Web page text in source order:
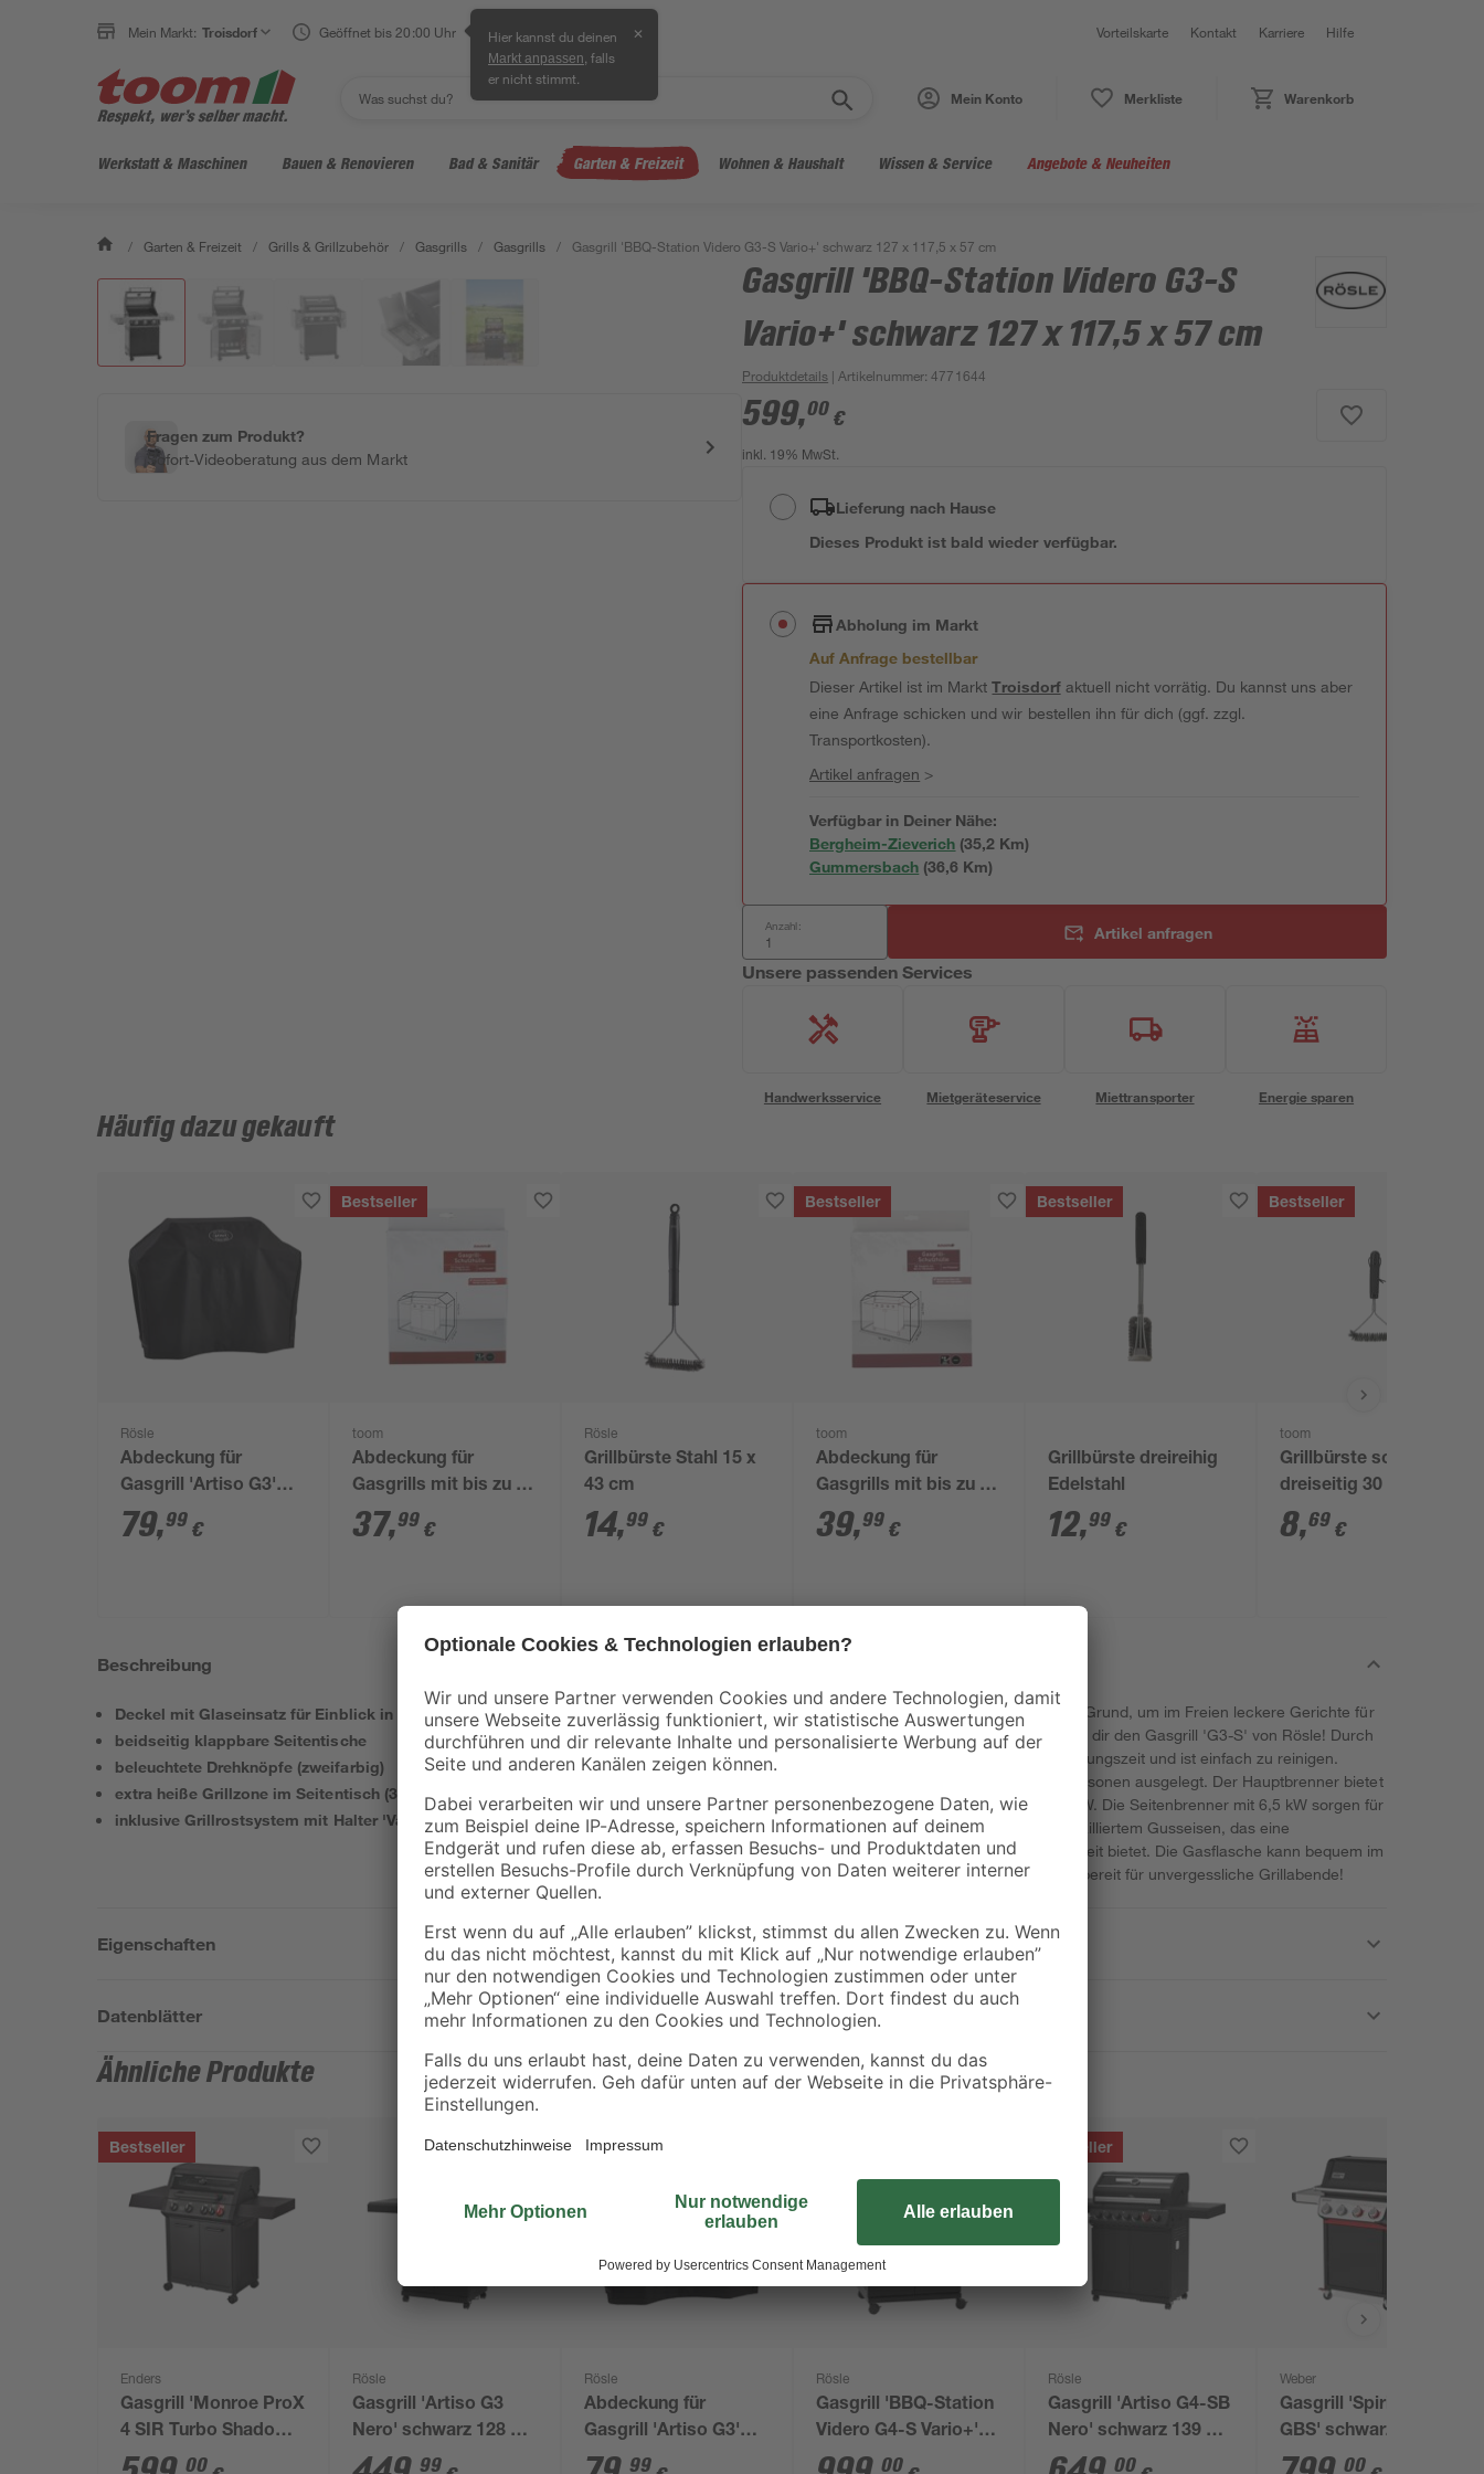
Mein Markt: Troisdorf Geöffnet bis 20:00 Uhr Hier kannst du deinen
Markt anpassen , falls
er nicht stimmt.
✕ Vorteilskarte Kontakt Karriere Hilfe
Mein Konto Merkliste Warenkorb
Werkstatt & Maschinen Bauen & Renovieren Bad & Sanitär Garten & Freizeit Wohnen & Haushalt Wissen & Service Angebote & Neuheiten
/ Garten & Freizeit / Grills & Grillzubehör / Gasgrills / Gasgrills / Gasgrill 'BBQ-Station Videro G3-S Vario+' schwarz 127 x 117,5 x 57 cm
Fragen zum Produkt?
Sofort-Videoberatung aus dem Markt
Gasgrill 'BBQ-Station Videro G3-S
Vario+' schwarz 127 x 117,5 x 57 cm
Produktdetails | Artikelnummer:4771644
599,00 €
inkl. 19% MwSt.
Lieferung nach Hause
Dieses Produkt ist bald wieder verfügbar.
Abholung im Markt
Auf Anfrage bestellbar
Dieser Artikel ist im MarktTroisdorfaktuell nicht vorrätig. Du kannst uns aber
eine Anfrage schicken und wir bestellen ihn für dich (ggf. zzgl.
Transportkosten).
Artikel anfragen >
Verfügbar in Deiner Nähe:
Bergheim-Zieverich (35,2 Km)
Gummersbach (36,6 Km)
Anzahl: Artikel anfragen
Unsere passenden Services
Handwerksservice Mietgeräteservice Miettransporter Energie sparen
Häufig dazu gekauft
Rösle
Abdeckung für
Gasgrill 'Artiso G3'
schwarz 50 x 117 x
130 cm
79,99 €
Bestseller
toom
Abdeckung für
Gasgrills mit bis zu 3
Brennern 60 x 110 x
130 cm
37,99 €
Rösle
Grillbürste Stahl 15 x
43 cm
14,99 €
Bestseller
toom
Abdeckung für
Gasgrills mit bis zu 4
Brennern 70 x 115 x
160 cm
39,99 €
Bestseller
Grillbürste dreireihig
Edelstahl
12,99 €
Bestseller
toom
Grillbürste schwarz
dreiseitig 30 cm
8,69 €
Beschreibung
Deckel mit Glaseinsatz für Einblick in den Garraum
beidseitig klappbare Seitentische
beleuchtete Drehknöpfe (zweifarbig)
extra heiße Grillzone im Seitentisch (3,5 kW)
inklusive Grillrostsystem mit Halter 'Vario+'
Ist das schönste Wetter auch für dich der beste Grund, um im Freien leckere Gerichte für
deine Liebsten zu zaubern? Dann empfehlen wir dir den Gasgrill 'G3-S' von Rösle! Durch
den Gasbetrieb garantiert er eine kurze Zubereitungszeit und ist einfach zu reinigen.
Zudem hat er 5 Brenner und ist für bis zu 15 Personen ausgelegt. Der Hauptbrenner bietet
dabei eine beeindruckende Leistung von 10,5 kW. Die Seitenbrenner mit 6,5 kW sorgen für
zusätzliche Power. Der Grillrost besteht aus emailliertem Gusseisen, das eine
hervorragende Wärmeverteilung und Langlebigkeit bietet. Die Gasflasche kann bequem im
Unterschrank verstaut werden. Mach dich jetzt bereit für unvergessliche Grillabende!
Eigenschaften
Datenblätter
Ähnliche Produkte
Bestseller
Enders
Gasgrill 'Monroe ProX
4 SIR Turbo Shadow'
schwarz 153,5 x 58 x
00
Rösle
Gasgrill 'Artiso G3
Nero' schwarz 128 x
114,5 x 53 cm
99
Rösle
Abdeckung für
Gasgrill 'Artiso G3'
schwarz 50 x 117 x
99
Rösle
Gasgrill 'BBQ-Station
Videro G4-S Vario+'
schwarz 138 x 117,5 x
00
Bestseller
Rösle
Gasgrill 'Artiso G4-SB
Nero' schwarz 139 x
114,5 x 53 cm
00
Weber
Gasgrill 'Spirit EP-425
GBS' schwarz 132 x
118 x 65 cm
00